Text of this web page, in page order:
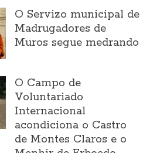
O Servizo municipal de
Madrugadores de
Muros segue medrando
O Campo de
Voluntariado
Internacional
acondiciona o Castro
de Montes Claros e o